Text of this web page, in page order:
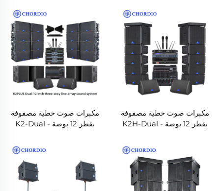
مكبرات صوت خطية مصفوفة
بقطر 12 بوصة - K2H-Dual
مكبرات صوت خطية مصفوفة
بقطر 12 بوصة - K2-Dual